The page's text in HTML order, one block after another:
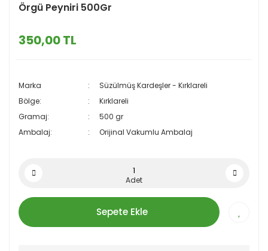
Örgü Peyniri 500Gr
350,00 TL
Marka
Süzülmüş Kardeşler - Kırklareli
Bölge:
Kırklareli
Gramaj:
500 gr
Ambalaj:
Orijinal Vakumlu Ambalaj
Adet
Sepete Ekle